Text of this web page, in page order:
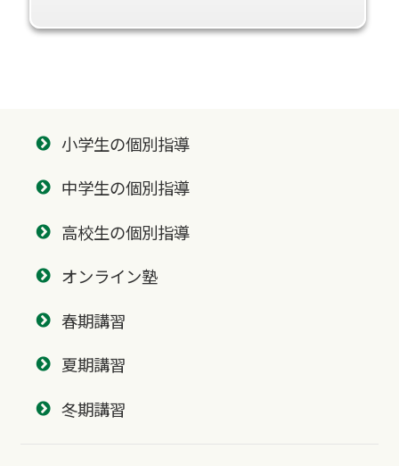
小学生の個別指導
中学生の個別指導
高校生の個別指導
オンライン塾
春期講習
夏期講習
冬期講習